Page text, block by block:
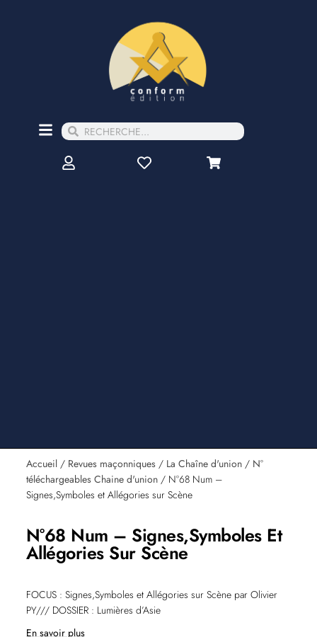
Accueil/ Revues maçonniques/ La Chaîne d'union/ N°
téléchargeables Chaine d'union/ N°68 Num –
Signes,Symboles et Allégories sur Scène
N°68 Num – Signes,Symboles Et
Allégories Sur Scène
FOCUS : Signes,Symboles et Allégories sur Scène par Olivier
PY/// DOSSIER : Lumières d’Asie
En savoir plus